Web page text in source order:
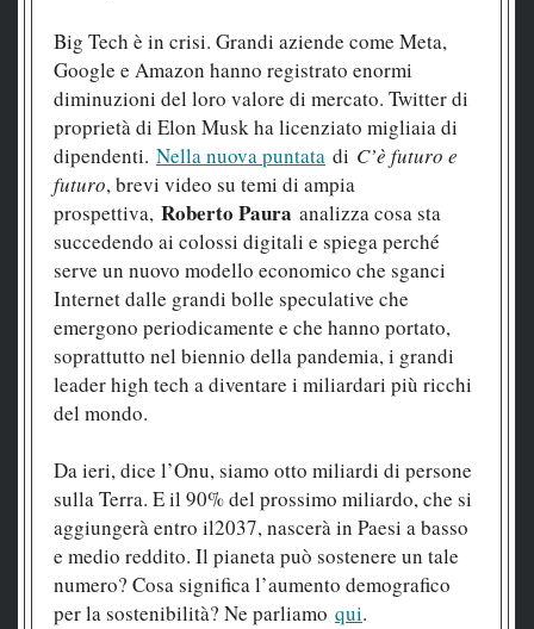
Big Tech è in crisi. Grandi aziende come Meta,
Google e Amazon hanno registrato enormi
diminuzioni del loro valore di mercato. Twitter di
proprietà di Elon Musk ha licenziato migliaia di
dipendenti. Nella nuova puntatadi C’è futuro e
futuro, brevi video su temi di ampia
prospettiva, Roberto Paura analizza cosa sta
succedendo ai colossi digitali e spiega perché
serve un nuovo modello economico che sganci
Internet dalle grandi bolle speculative che
emergono periodicamente e che hanno portato,
soprattutto nel biennio della pandemia, i grandi
leader high tech a diventare i miliardari più ricchi
del mondo.
Da ieri, dice l’Onu, siamo otto miliardi di persone
sulla Terra. E il 90% del prossimo miliardo, che si
aggiungerà entro il2037, nascerà in Paesi a basso
e medio reddito. Il pianeta può sostenere un tale
numero? Cosa significa l’aumento demografico
per la sostenibilità? Ne parliamo qui.